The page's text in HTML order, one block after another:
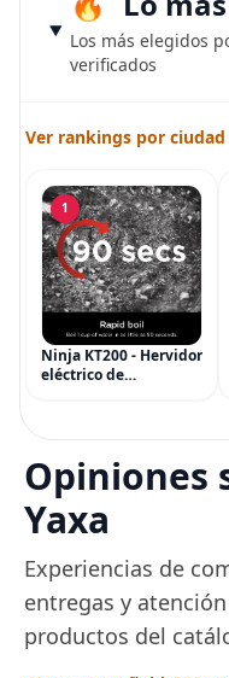
Los más elegidos
verificados
Ver rankings por
1
Ninja KT200 - Hervidor
eléctrico de
ajuste de temperatura
de Acero
Opiniones
Yaxa
Experiencias de
entregas y
productos del